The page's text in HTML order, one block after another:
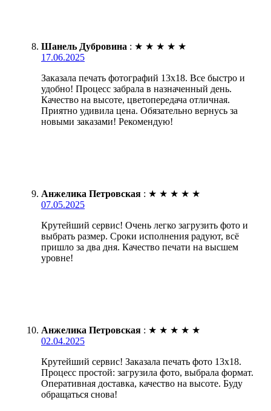
Шанель Дубровина : ★ ★ ★ ★ ★
17.06.2025
Заказала печать фотографий 13х18. Все быстро и
удобно! Процесс забрала в назначенный день.
Качество на высоте, цветопередача отличная.
Приятно удивила цена. Обязательно вернусь за
новыми заказами! Рекомендую!
Анжелика Петровская : ★ ★ ★ ★ ★
07.05.2025
Крутейший сервис! Очень легко загрузить фото и
выбрать размер. Сроки исполнения радуют, всё
пришло за два дня. Качество печати на высшем
уровне!
Анжелика Петровская : ★ ★ ★ ★ ★
02.04.2025
Крутейший сервис! Заказала печать фото 13х18.
Процесс простой: загрузила фото, выбрала формат.
Оперативная доставка, качество на высоте. Буду
обращаться снова!